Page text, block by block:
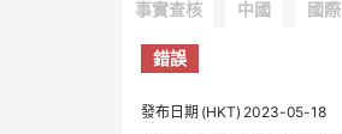
事實查核 中國 國際
錯誤
發布日期 (HKT) 2023-05-18